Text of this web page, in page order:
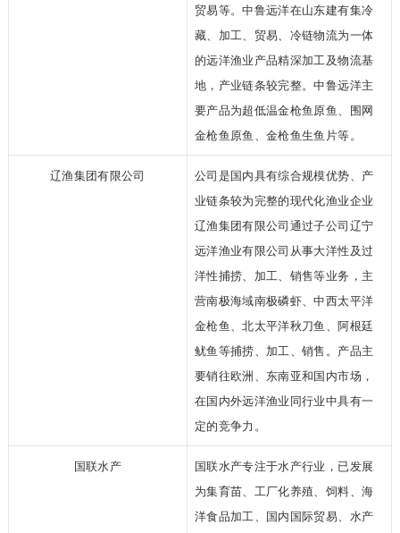
贸易等。中鲁远洋在山东建有集冷
藏、 加工、贸易、冷链物流为一体
的远洋渔业产品精深加工及物流基
地，产业链条较完整。中鲁远洋主
要产品为超低温金枪鱼原鱼、围网
金枪鱼原鱼、金枪鱼生鱼片等。
辽渔集团有限公司
公司是国内具有综合规模优势、产
业链条较为完整的现代化渔业企业
辽渔集团有限公司通过子公司辽宁
远洋渔业有限公司从事大洋性及过
洋性捕捞、加工、销售等业务，主
营南极海域南极磷虾、中西太平洋
金枪鱼、北太平洋秋刀鱼、阿根廷
鱿鱼等捕捞、加工、销售。产品主
要销往欧洲、东南亚和国内市场，
在国内外远洋渔业同行业中具有一
定的竞争力。
国联水产 国联水产专注于水产行业， 已发展
为集育苗、工厂化养殖、饲料、海
洋食品加工、国内国际贸易、水产